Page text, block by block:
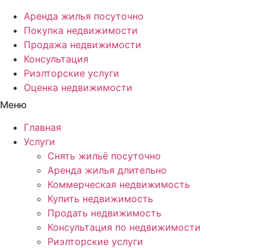
Аренда жилья посуточно
Покупка недвижимости
Продажа недвижимости
Консультация
Риэлторские услуги
Оценка недвижимости
Меню
Главная
Услуги
Снять жильё посуточно
Аренда жилья длительно
Коммерческая недвижимость
Купить недвижимость
Продать недвижимость
Консультация по недвижимости
Риэлторские услуги